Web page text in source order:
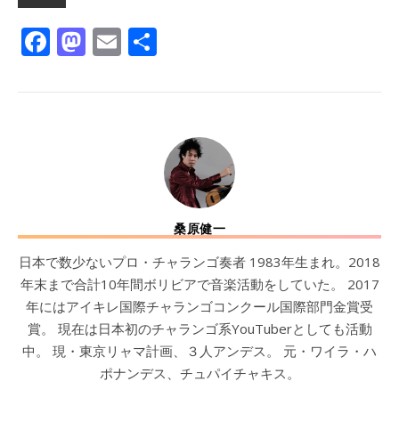
Facebook
Mastodon
Email
桑原健一
日本で数少ないプロ・チャランゴ奏者 1983年生まれ。2018
年末まで合計10年間ボリビアで音楽活動をしていた。 2017
年にはアイキレ国際チャランゴコンクール国際部門金賞受
賞。 現在は日本初のチャランゴ系YouTuberとしても活動
中。 現・東京リャマ計画、３人アンデス。 元・ワイラ・ハ
ポナンデス、チュパイチャキス。